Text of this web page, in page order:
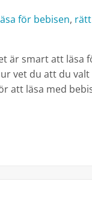
för bebisen,
är smart att läsa
vet du att du
att läsa med